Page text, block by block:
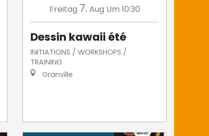
Freitag 7. Aug Um 10:30
Dessin kawaii été
INITIATIONS / WORKSHOPS /
TRAINING
Granville